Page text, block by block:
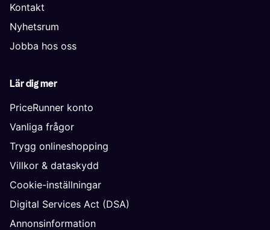
Kontakt
Nyhetsrum
Jobba hos oss
Lär dig mer
PriceRunner konto
Vanliga frågor
Trygg onlineshopping
Villkor & dataskydd
Cookie-inställningar
Digital Services Act (DSA)
Annonsinformation